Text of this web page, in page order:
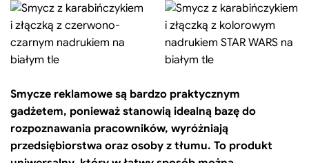
Smycze reklamowe są bardzo praktycznym
gadżetem, ponieważ stanowią idealną bazę do
rozpoznawania pracowników, wyróżniają
przedsiębiorstwa oraz osoby z tłumu. To produkt